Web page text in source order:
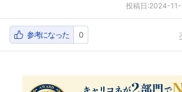
投稿日:2024-11-
参考になった 0